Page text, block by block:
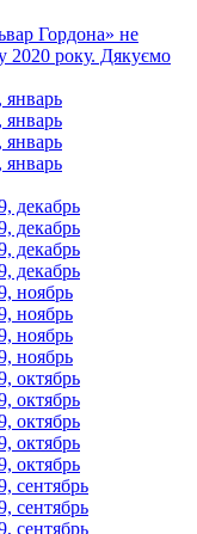
Гордона» не
2020 року. Дякуємо
декабрь
декабрь
декабрь
декабрь
ноябрь
ноябрь
ноябрь
ноябрь
октябрь
октябрь
октябрь
октябрь
октябрь
сентябрь
сентябрь
сентябрь